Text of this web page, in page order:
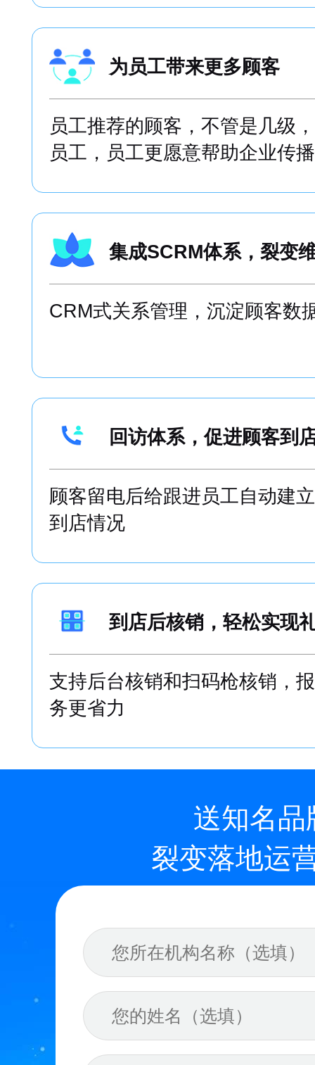
为员工带来更多顾客
员工推荐的顾客，不管是几级
员工，员工更愿意帮助企业传播
集成SCRM体系，裂变
CRM式关系管理，沉淀顾客数
回访体系，促进顾客到
顾客留电后给跟进员工自动建
到店情况
到店后核销，轻松实现
支持后台核销和扫码枪核销，
务更省力
送知名品
裂变落地运